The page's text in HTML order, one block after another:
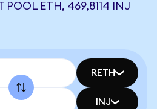
POOL ETH, 469,8114 INJ
RETH
INJ